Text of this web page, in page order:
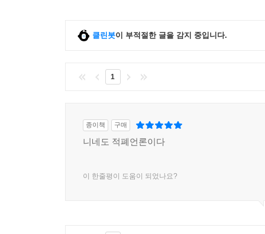
클린봇이 부적절한 글을 감지 중입니다.
1
종이책 구매
니네도 적폐언론이다
이 한줄평이 도움이 되었나요?